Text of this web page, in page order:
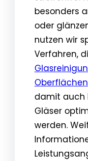
besonders
oder
nutzen wir
Verfahren,
Oberflächen
damit auch
Gläser
werden.